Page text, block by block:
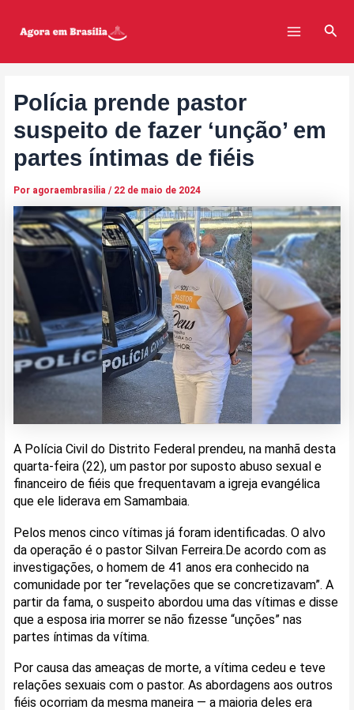
Menu
Polícia prende pastor
suspeito de fazer ‘unção’ em
partes íntimas de fiéis
Por agoraembrasilia / 22 de maio de 2024
A Polícia Civil do Distrito Federal prendeu, na manhã desta
quarta-feira (22), um pastor por suposto abuso sexual e
financeiro de fiéis que frequentavam a igreja evangélica
que ele liderava em Samambaia.
Pelos menos cinco vítimas já foram identificadas. O alvo
da operação é o pastor Silvan Ferreira.De acordo com as
investigações, o homem de 41 anos era conhecido na
comunidade por ter “revelações que se concretizavam”. A
partir da fama, o suspeito abordou uma das vítimas e disse
que a esposa iria morrer se não fizesse “unções” nas
partes íntimas da vítima.
Por causa das ameaças de morte, a vítima cedeu e teve
relações sexuais com o pastor. As abordagens aos outros
fiéis ocorriam da mesma maneira — a maioria deles era